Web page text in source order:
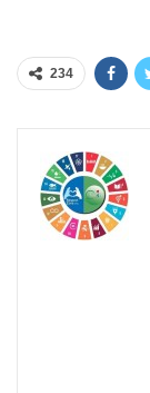
234